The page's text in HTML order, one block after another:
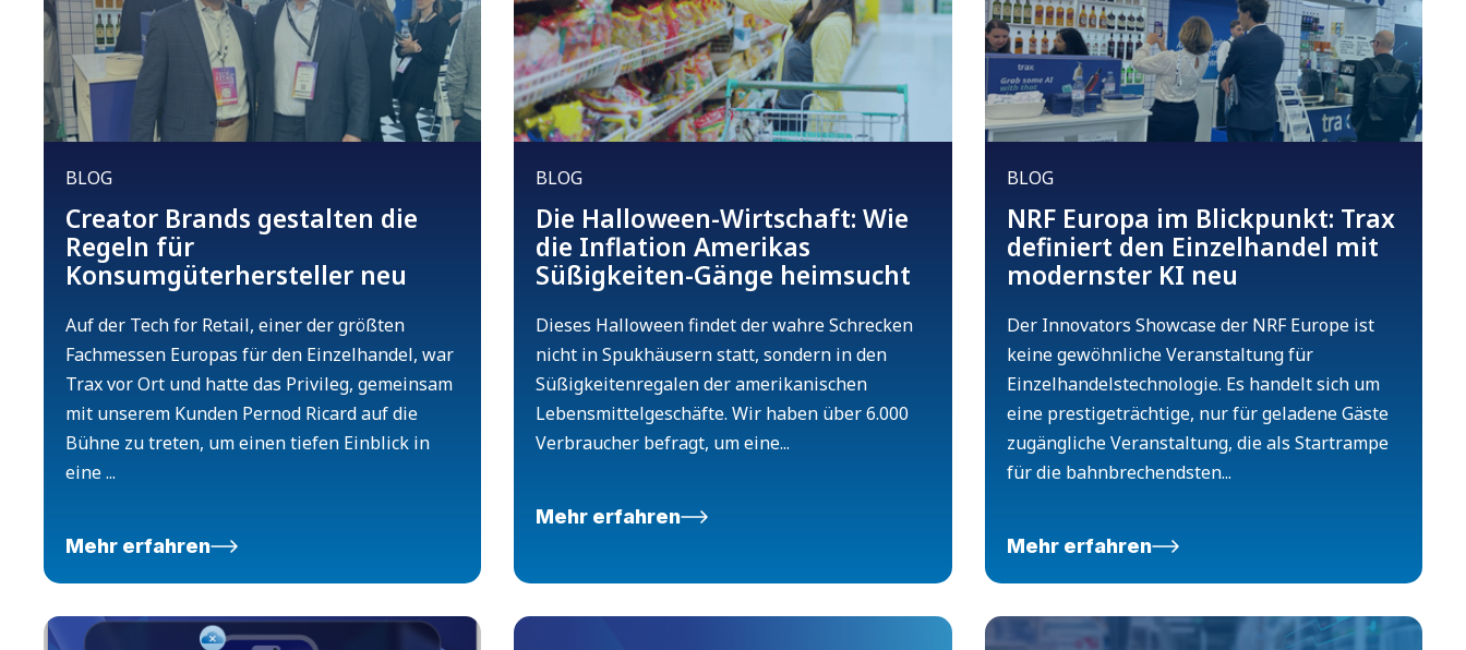
BLOG
Creator Brands gestalten die
Regeln für
Konsumgüterhersteller neu
Auf der Tech for Retail, einer der größten
Fachmessen Europas für den Einzelhandel, war
Trax vor Ort und hatte das Privileg, gemeinsam
mit unserem Kunden Pernod Ricard auf die
Bühne zu treten, um einen tiefen Einblick in
eine ...
Mehr erfahren
BLOG
Die Halloween-Wirtschaft: Wie
die Inflation Amerikas
Süßigkeiten-Gänge heimsucht
Dieses Halloween findet der wahre Schrecken
nicht in Spukhäusern statt, sondern in den
Süßigkeitenregalen der amerikanischen
Lebensmittelgeschäfte. Wir haben über 6.000
Verbraucher befragt, um eine...
Mehr erfahren
BLOG
NRF Europa im Blickpunkt: Trax
definiert den Einzelhandel mit
modernster KI neu
Der Innovators Showcase der NRF Europe ist
keine gewöhnliche Veranstaltung für
Einzelhandelstechnologie. Es handelt sich um
eine prestigeträchtige, nur für geladene Gäste
zugängliche Veranstaltung, die als Startrampe
für die bahnbrechendsten...
Mehr erfahren